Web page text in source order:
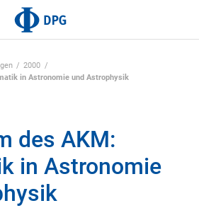
2000
in Astronomie und Astrophysik
des AKM:
in Astronomie